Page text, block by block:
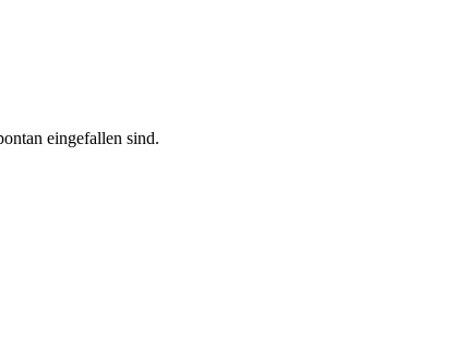
eingefallen sind.